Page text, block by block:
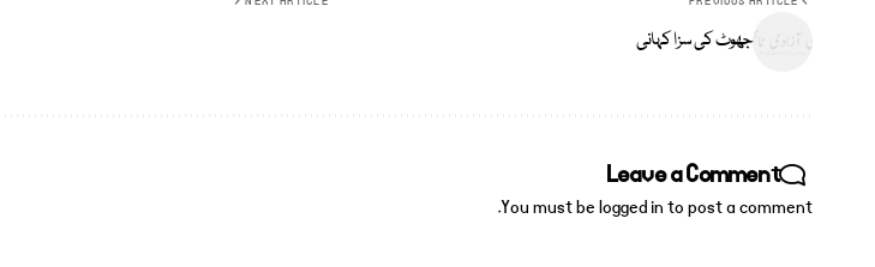
جھوٹ کی سزا کہانی
Leave a Comment
You must belogged into post a comment.